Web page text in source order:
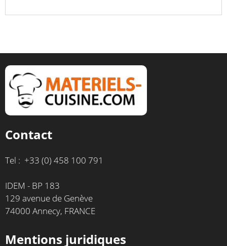
Contact
Tel : +33 (0) 458 100 791
IDEM - BP 183
129 avenue de Genève
74000 Annecy, FRANCE
Mentions juridiques